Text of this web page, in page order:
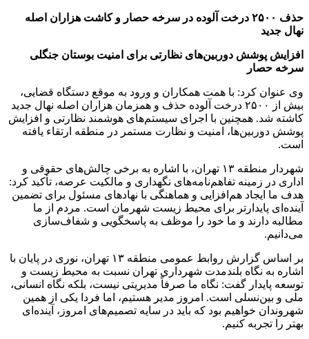
حذف ۲۵۰۰ درخت آلوده در سرخه حصار و کاشت هزاران اصله
نهال جدید
افزایش پوشش دوربین‌های نظارتی برای امنیت بوستان جنگلی
سرخه حصار
وی عنوان کرد: با همت همکاران و ورود به موقع دستگاه قضایی،
بیش از ۲۵۰۰ درخت آلوده حذف و همزمان هزاران اصله نهال جدید
کاشته شد. همچنین با اجرای سیستم‌های هوشمند نظارتی و افزایش
پوشش دوربین‌ها، امنیت و نظارت مستمر در منطقه ارتقاء یافته
است.
شهردار منطقه ۱۳ تهران، با اشاره به برخی چالش‌های حقوقی و
اداری در زمینه تفاهم‌نامه‌های نگهداری و مالکیت عرصه، تأکید کرد:
هدف ما ایجاد هم‌افزایی و هماهنگی با نهادهای مسئول برای تضمین
آینده‌ای پایدارتر برای محیط زیست شهرمان است. مردم از ما
مطالبه دارند و ما خود را موظف به پاسخگویی و شفاف‌سازی
می‌دانیم.
بر اساس گزارش روابط عمومی منطقه ۱۳ تهران، نوری در پایان با
اشاره به نگاه بلندمدت شهرداری تهران نسبت به محیط زیست و
توسعه پایدار گفت: نگاه ما صرفاً مدیریتی نیست، بلکه نگاه انسانی،
ملی و بین‌نسلی است. امروز مدیر هستیم، اما فردا یکی از همین
شهروندان خواهیم بود که باید در سایه تصمیم‌های امروز، آینده‌ای
بهتر را تجربه کنیم.